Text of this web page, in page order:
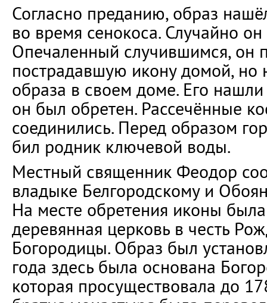
Согласно преданию, образ
во время сенокоса. Случайно он
Опечаленный случившимся, он
пострадавшую икону домой, но
образа в своем доме. Его нашли
он был обретен. Рассечённые
соединились. Перед образом
бил родник ключевой воды.
Местный священник Феодор
владыке Белгородскому и
На месте обретения иконы
деревянная церковь в честь
Богородицы. Образ был
года здесь была основана
которая просуществовала до